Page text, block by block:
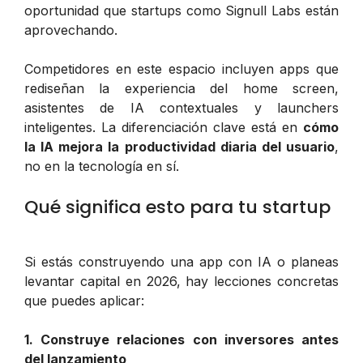
oportunidad que startups como Signull Labs están
aprovechando.
Competidores en este espacio incluyen apps que
rediseñan la experiencia del home screen,
asistentes de IA contextuales y launchers
inteligentes. La diferenciación clave está en cómo
la IA mejora la productividad diaria del usuario,
no en la tecnología en sí.
Qué significa esto para tu startup
Si estás construyendo una app con IA o planeas
levantar capital en 2026, hay lecciones concretas
que puedes aplicar:
1. Construye relaciones con inversores antes
del lanzamiento